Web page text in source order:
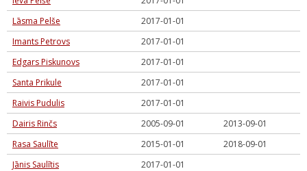
Lāsma Pelše
2017-01-01
Imants Petrovs
2017-01-01
Edgars Piskunovs
2017-01-01
Santa Prikule
2017-01-01
Raivis Pudulis
2017-01-01
Dairis Rinčs
2005-09-01
2013-09-01
Rasa Saulīte
2015-01-01
2018-09-01
Jānis Saulītis
2017-01-01